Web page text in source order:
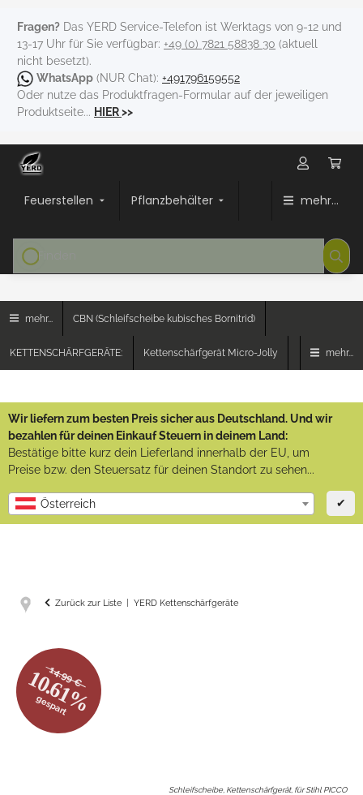
Fragen? Das YERD Service-Telefon ist Werktags von 9-12 und
13-17 Uhr für Sie verfügbar: +49 (0) 7821 58838 30 (aktuell
nicht besetzt).
WhatsApp (NUR Chat): +491796159552
Oder nutze das Produktfragen-Formular auf der jeweiligen
Produktseite... HIER>>
Feuerstellen Pflanzbehälter mehr...
CBN (Schleifscheibe kubisches Bornitrid)
mehr...
KETTENSCHÄRFGERÄTE: Kettenschärfgerät Micro-Jolly mehr...
Wir liefern zum besten Preis sicher aus Deutschland. Und wir
bezahlen für deinen Einkauf Steuern in deinem Land:
Bestätige bitte kurz dein Lieferland innerhalb der EU, um
Preise bzw. den Steuersatz für deinen Standort zu sehen...
Österreich ✔
Zurück zur Liste YERD Kettenschärfgeräte
14.99 €
10.61%
gespart
Schleifscheibe, Kettenschärfgerät, für Stihl PICCO